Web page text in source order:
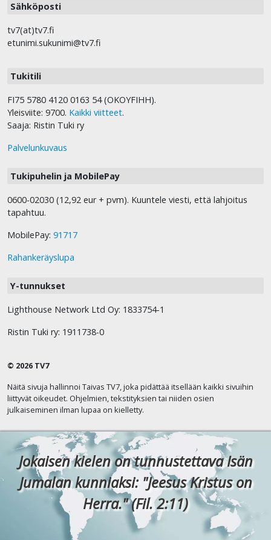
Sähköposti
tv7(at)tv7.fi
etunimi.sukunimi@tv7.fi
Tukitili
FI75 5780 4120 0163 54 (OKOYFIHH).
Yleisviite: 9700. Kaikki viitteet.
Saaja: Ristin Tuki ry
Palvelunkuvaus
Tukipuhelin ja MobilePay
0600-02030 (12,92 eur + pvm). Kuuntele viesti, että lahjoitus
tapahtuu.
MobilePay: 91717
Rahankeräyslupa
Y-tunnukset
Lighthouse Network Ltd Oy: 1833754-1
Ristin Tuki ry: 1911738-0
© 2026 TV7
Näitä sivuja hallinnoi Taivas TV7, joka pidättää itsellään kaikki sivuihin
liittyvät oikeudet. Ohjelmien, tekstityksien tai niiden osien
julkaiseminen ilman lupaa on kielletty.
Jokaisen kielen on tunnustettava Isän
Jumalan kunniaksi: "Jeesus Kristus on
Herra." (Fil. 2:11)